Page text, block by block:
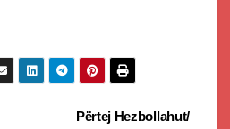
Përtej Hezbollahut/